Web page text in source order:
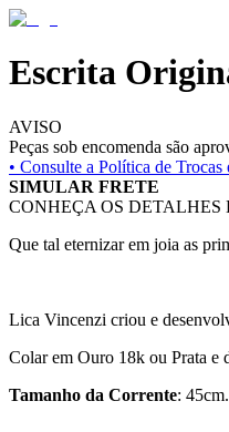
Escrita
AVISO
Peças sob encomenda são
• Consulte a Política de Trocas
SIMULAR FRETE
CONHEÇA OS DETALHES
Que tal eternizar em joia as
Lica Vincenzi criou e
Colar em Ouro 18k ou Prata e
Tamanho da Corrente: 45cm.